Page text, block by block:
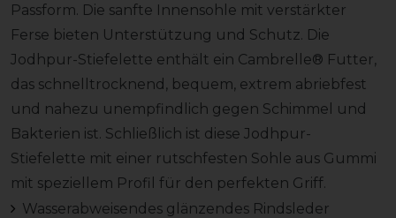
Passform. Die sanfte Innensohle mit verstärkter
Ferse bieten Unterstützung und Schutz. Die
Jodhpur-Stiefelette enthält ein Cambrelle® Futter,
das schnelltrocknend, bequem, extrem abriebfest
und nahezu unempfindlich gegen Schimmel und
Bakterien ist. Schließlich ist diese Jodhpur-
Stiefelette mit einer rutschfesten Sohle aus Gummi
mit speziellem Profil für den perfekten Griff.
Wasserabweisendes glänzendes Rindsleder